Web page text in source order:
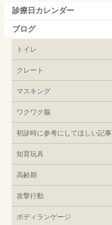
診療日カレンダー
ブログ
トイレ
クレート
マスキング
ワクワク脳
初診時に参考にしてほしい記事
知育玩具
高齢期
攻撃行動
ボディランゲージ